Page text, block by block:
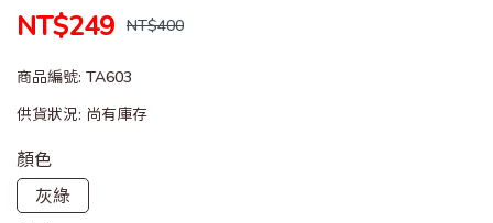
NT$249 NT$400
商品編號: TA603
供貨狀況: 尚有庫存
顏色
灰綠